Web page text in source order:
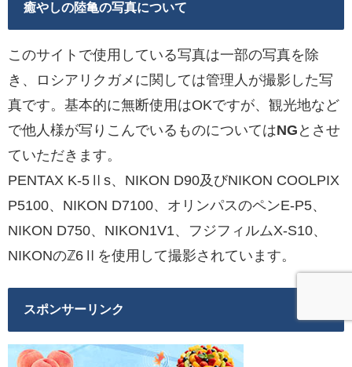
癒やしの陸亀の写真について
このサイトで使用している写真は一部の写真を除
き、ロシアリクガメに関しては管理人が撮影した写
真です。基本的に無断使用はOKですが、観光地など
で他人様が写りこんでいるものについてはNG とさせ
ていただきます。
PENTAX K-5Ⅱs、NIKON D90及びNIKON COOLPIX
P5100、NIKON D7100、オリンパスのペンE-P5、
NIKON D750、NIKON1V1、フジフィルムX-S10、
NIKONのℤ6Ⅱを使用して撮影されています。
スポンサーリンク